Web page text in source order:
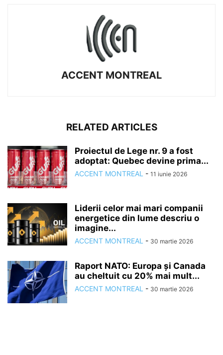
ACCENT MONTREAL
RELATED ARTICLES
Proiectul de Lege nr. 9 a fost
adoptat: Quebec devine prima...
ACCENT MONTREAL - 11 iunie 2026
Liderii celor mai mari companii
energetice din lume descriu o
imagine...
ACCENT MONTREAL - 30 martie 2026
Raport NATO: Europa și Canada
au cheltuit cu 20% mai mult...
ACCENT MONTREAL - 30 martie 2026